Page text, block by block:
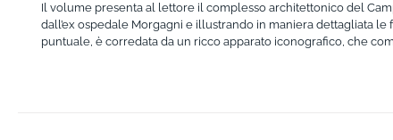
Il volume presenta al lettore il complesso architettonico del
dall’ex ospedale Morgagni e illustrando in maniera dettagliata
puntuale, è corredata da un ricco apparato iconografico, che